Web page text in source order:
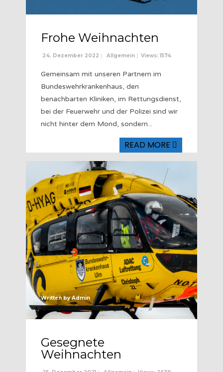
Frohe Weihnachten
24. Dezember 2022 | Allgemein | Views: 1574
Gemeinsam mit unseren Partnern im
Bundeswehrkrankenhaus, den
benachbarten Kliniken, im Rettungsdienst,
bei der Feuerwehr und der Polizei sind wir
nicht hinter dem Mond, sondern...
READ MORE
Written byAdmin
Gesegnete
Weihnachten